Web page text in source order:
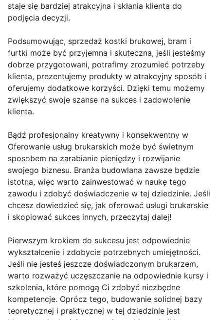
staje się bardziej atrakcyjna i skłania klienta do
podjęcia decyzji.
Podsumowując, sprzedaż kostki brukowej, bram i
furtki może być przyjemna i skuteczna, jeśli jesteśmy
dobrze przygotowani, potrafimy zrozumieć potrzeby
klienta, prezentujemy produkty w atrakcyjny sposób i
oferujemy dodatkowe korzyści. Dzięki temu możemy
zwiększyć swoje szanse na sukces i zadowolenie
klienta.
Bądź profesjonalny kreatywny i konsekwentny w
Oferowanie usług brukarskich może być świetnym
sposobem na zarabianie pieniędzy i rozwijanie
swojego biznesu. Branża budowlana zawsze będzie
istotna, więc warto zainwestować w naukę tego
zawodu i zdobyć doświadczenie w tej dziedzinie. Jeśli
chcesz dowiedzieć się, jak oferować usługi brukarskie
i skopiować sukces innych, przeczytaj dalej!
Pierwszym krokiem do sukcesu jest odpowiednie
wykształcenie i zdobycie potrzebnych umiejętności.
Jeśli nie jesteś jeszcze doświadczonym brukarzem,
warto rozważyć uczęszczanie na odpowiednie kursy i
szkolenia, które pomogą Ci zdobyć niezbędne
kompetencje. Oprócz tego, budowanie solidnej bazy
teoretycznej i praktycznej w tej dziedzinie jest